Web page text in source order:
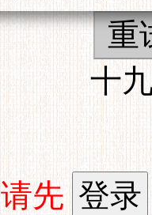
重
十
请先